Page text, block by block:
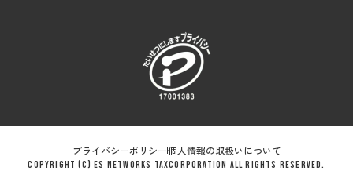
Copyright (c) es Networks TaxCorporation All Rights Reserved.
プライバシーポリシー個人情報の取扱いについて